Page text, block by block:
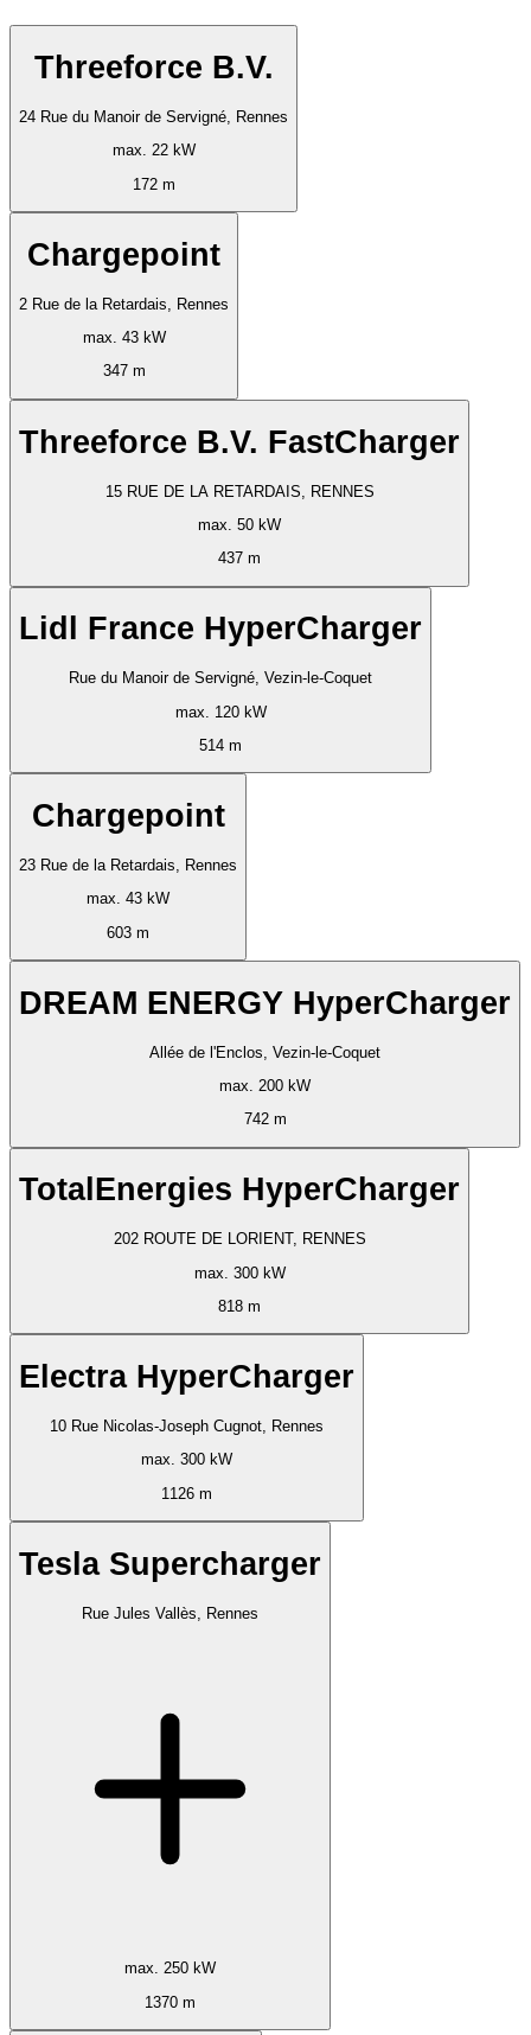
Threeforce B.V.
24 Rue du Manoir de Servigné, Rennes
max. 22 kW
172 m
Chargepoint
2 Rue de la Retardais, Rennes
max. 43 kW
347 m
Threeforce B.V. FastCharger
15 RUE DE LA RETARDAIS, RENNES
max. 50 kW
437 m
Lidl France HyperCharger
Rue du Manoir de Servigné, Vezin-le-Coquet
max. 120 kW
514 m
Chargepoint
23 Rue de la Retardais, Rennes
max. 43 kW
603 m
DREAM ENERGY HyperCharger
Allée de l'Enclos, Vezin-le-Coquet
max. 200 kW
742 m
TotalEnergies HyperCharger
202 ROUTE DE LORIENT, RENNES
max. 300 kW
818 m
Electra HyperCharger
10 Rue Nicolas-Joseph Cugnot, Rennes
max. 300 kW
1126 m
Tesla Supercharger
Rue Jules Vallès, Rennes
max. 250 kW
1370 m